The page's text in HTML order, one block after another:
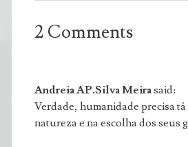
2 Comments
Andreia AP.Silva Meirasaid:
Verdade, humanidade precisa tá
natureza e na escolha dos seus